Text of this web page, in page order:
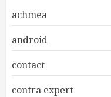
achmea
android
contact
contra expert